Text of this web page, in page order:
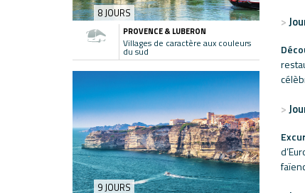
8 JOURS
PROVENCE & LUBERON
Villages de caractère aux couleurs
du sud
9 JOURS